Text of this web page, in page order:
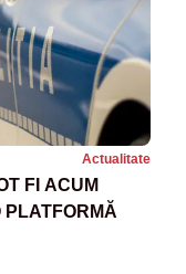
Actualitate
FI ACUM
PLATFORMĂ